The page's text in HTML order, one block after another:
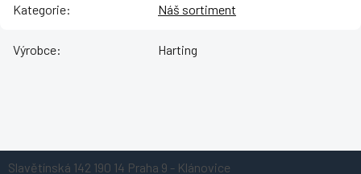
Kategorie: Náš sortiment
Výrobce: Harting
Slavětínská 142 190 14 Praha 9 - Klánovice